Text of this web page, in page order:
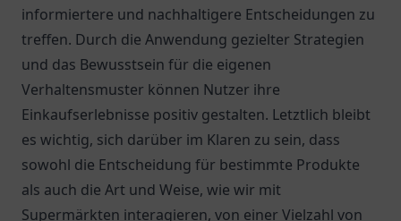
informiertere und nachhaltigere Entscheidungen zu
treffen. Durch die Anwendung gezielter Strategien
und das Bewusstsein für die eigenen
Verhaltensmuster können Nutzer ihre
Einkaufserlebnisse positiv gestalten. Letztlich bleibt
es wichtig, sich darüber im Klaren zu sein, dass
sowohl die Entscheidung für bestimmte Produkte
als auch die Art und Weise, wie wir mit
Supermärkten interagieren, von einer Vielzahl von